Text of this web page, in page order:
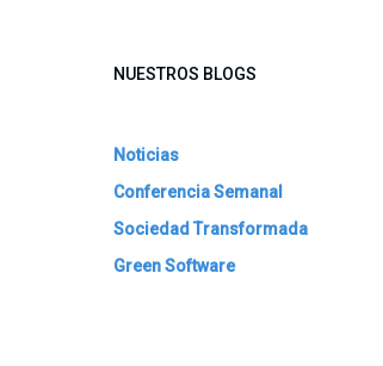
NUESTROS BLOGS
Noticias
Conferencia Semanal
Sociedad Transformada
Green Software